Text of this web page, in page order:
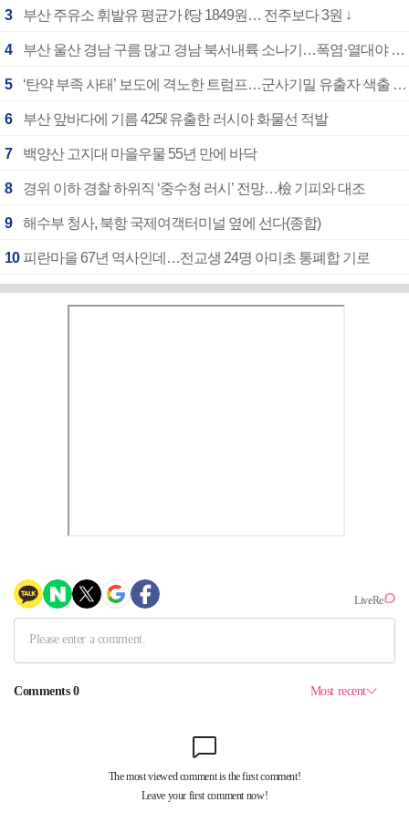
3 부산 주유소 휘발유 평균가 ℓ당 1849원… 전주보다 3원 ↓
4 부산 울산 경남 구름 많고 경남 북서내륙 소나기…폭염·열대야 계속
5 ‘탄약 부족 사태’ 보도에 격노한 트럼프…군사기밀 유출자 색출 지시
6 부산 앞바다에 기름 425ℓ 유출한 러시아 화물선 적발
7 백양산 고지대 마을우물 55년 만에 바닥
8 경위 이하 경찰 하위직 ‘중수청 러시’ 전망…檢 기피와 대조
9 해수부 청사, 북항 국제여객터미널 옆에 선다(종합)
10 피란마을 67년 역사인데…전교생 24명 아미초 통폐합 기로